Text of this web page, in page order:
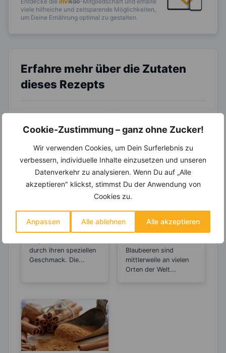
Cookie-Zustimmung – ganz ohne Zucker!
Wir verwenden Cookies, um Dein Surferlebnis zu
verbessern, individuelle Inhalte einzusetzen und unseren
Datenverkehr zu analysieren. Wenn Du auf „Alle
akzeptieren" klickst, stimmst Du der Anwendung von
Cookies zu.
Anpassen Alle ablehnen Alle akzeptieren
viele hilfreiche und zeitsparende Möglichkeiten,
um Deine Ernährung optimal zu gestalten.
Erfahre mehr über die Zutaten
dieses Rezepts
LEBENSMITTEL
Stress“-Snack
Bananen fallen nicht
nur durch ihre Optik
durch ihren speziellen
Geschmack. Die...
LEBENSMITTEL
Blaubeeren –
für die Haut und
Die aus Nord-, Mittel-
und Osteuropa
Blaubeeren sind
mittlerweile an vielen
Orten der Welt...